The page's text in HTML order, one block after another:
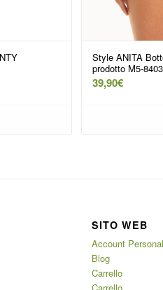
Style ANITA
prodotto M5-
39,90€
SITO WEB
Account
Blog
Carrello
Carrello